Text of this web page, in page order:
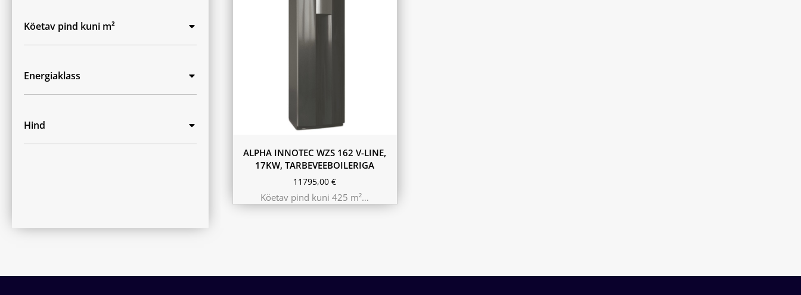
Köetav pind kuni m²
Energiaklass
Hind
ALPHA INNOTEC WZS 162 V-LINE,
17KW, TARBEVEEBOILERIGA
11795,00€
Köetav pind kuni 425 m²…